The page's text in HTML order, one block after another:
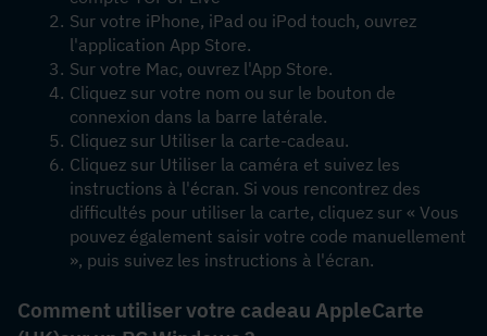
Sur votre iPhone, iPad ou iPod touch, ouvrez
l'application App Store.
Sur votre Mac, ouvrez l'App Store.
Cliquez sur votre nom ou sur le bouton de
connexion dans la barre latérale.
Cliquez sur Utiliser la carte-cadeau.
Cliquez sur Utiliser la caméra et suivez les
instructions à l'écran. Si vous rencontrez des
difficultés pour utiliser la carte, cliquez sur « Vous
pouvez également saisir votre code manuellement
», puis suivez les instructions à l'écran.
Comment utiliser votre cadeau AppleCarte